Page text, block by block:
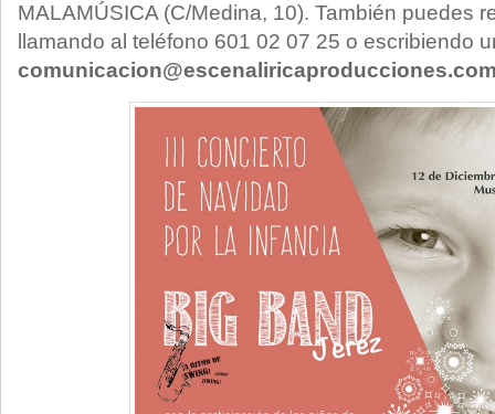
MALAMÚSICA (C/Medina, 10). También puedes
llamando al teléfono 601 02 07 25 o escribiendo